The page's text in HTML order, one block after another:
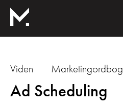
Viden Marketingordbog
Ad Scheduling